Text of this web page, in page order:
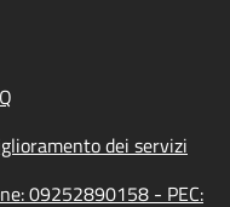
dei servizi
09252890158 - PEC: